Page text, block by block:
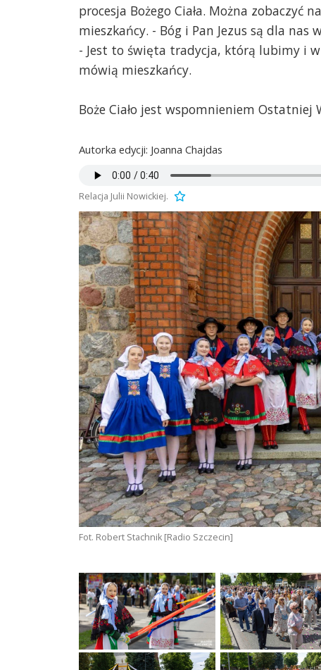
procesja Bożego Ciała. Można
mieszkańcy. - Bóg i Pan Jezus są dla
- Jest to święta tradycja, którą lubimy i
mówią mieszkańcy.
Boże Ciało jest wspomnieniem Ostatniej
Autorka edycji: Joanna Chajdas
Relacja Julii Nowickiej.
Fot. Robert Stachnik [Radio Szczecin]